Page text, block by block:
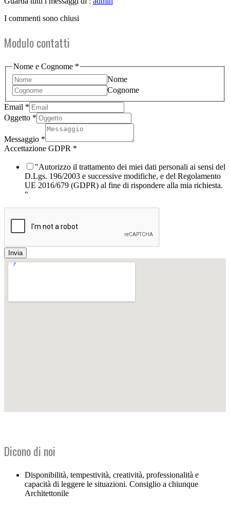
I commenti sono chiusi
Modulo contatti
Accettazione
Email
GDPR
Nome e Cognome *
Nome
Cognome
Email *
Oggetto *
Messaggio *
Accettazione GDPR *
"Autorizzo il trattamento dei miei dati personali ai sensi del
D.Lgs. 196/2003 e successive modifiche, e del Regolamento
UE 2016/679 (GDPR) al fine di rispondere alla mia richiesta.
"
Invia
Dicono di noi
Disponibilità, tempestività, creatività, professionalità e
capacità di leggere le situazioni. Consiglio a chiunque
Architettonile